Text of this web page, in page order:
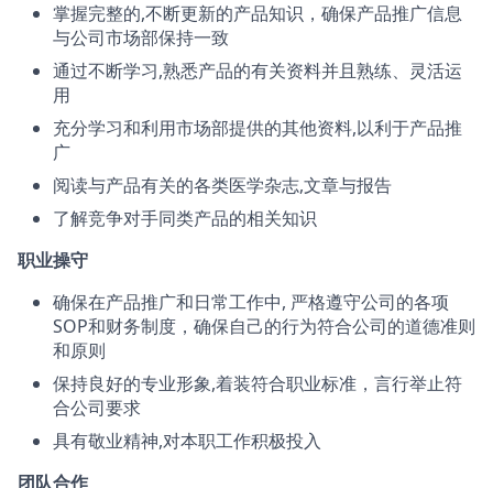
掌握完整的,不断更新的产品知识，确保产品推广信息
与公司市场部保持一致
通过不断学习,熟悉产品的有关资料并且熟练、灵活运
用
充分学习和利用市场部提供的其他资料,以利于产品推
广
阅读与产品有关的各类医学杂志,文章与报告
了解竞争对手同类产品的相关知识
职业操守
确保在产品推广和日常工作中, 严格遵守公司的各项
SOP和财务制度，确保自己的行为符合公司的道德准则
和原则
保持良好的专业形象,着装符合职业标准，言行举止符
合公司要求
具有敬业精神,对本职工作积极投入
团队合作